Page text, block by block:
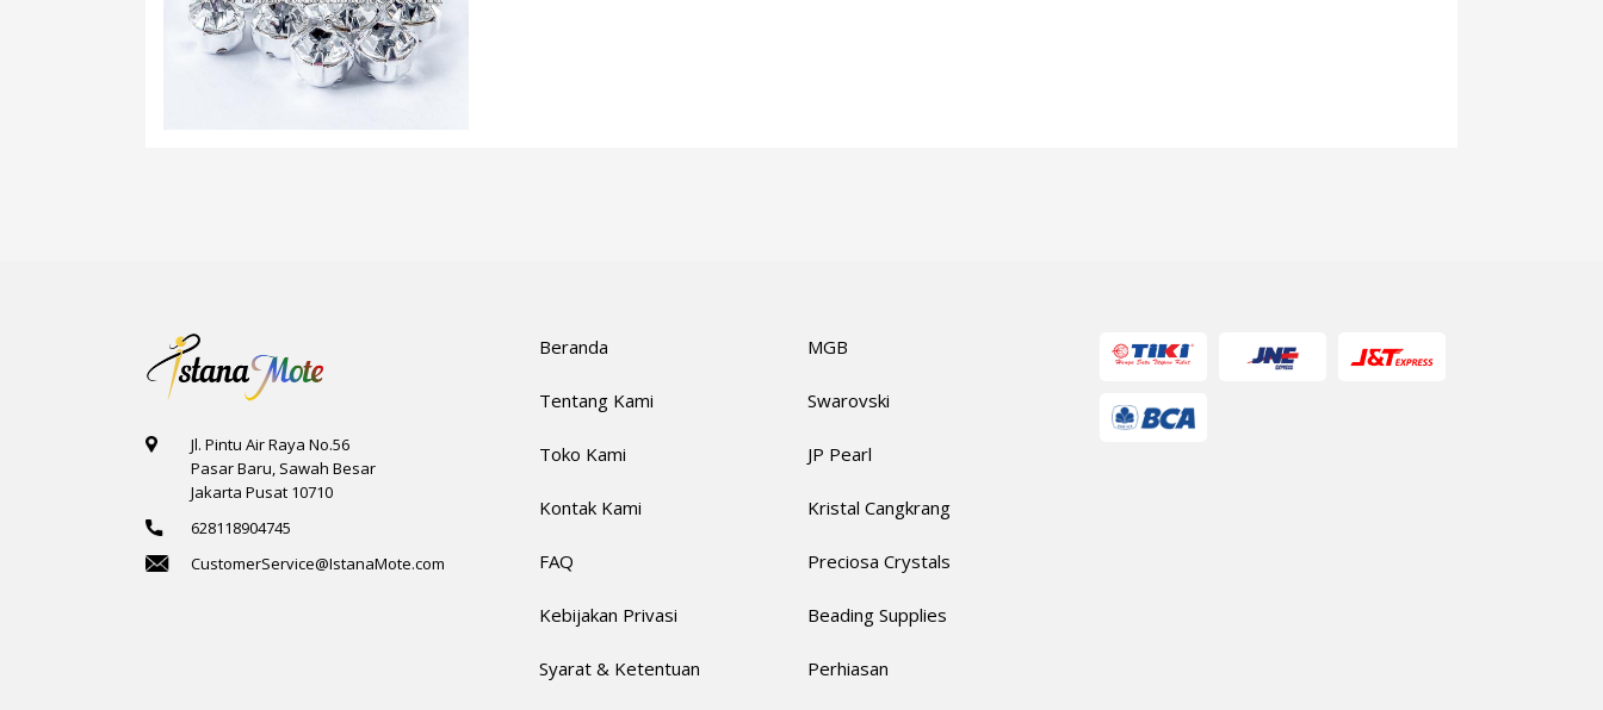
Jl. Pintu Air Raya No.56
Pasar Baru, Sawah Besar
Jakarta Pusat 10710
628118904745
CustomerService@IstanaMote.com
Beranda
Tentang Kami
Toko Kami
Kontak Kami
FAQ
Kebijakan Privasi
Syarat & Ketentuan
MGB
Swarovski
JP Pearl
Kristal Cangkrang
Preciosa Crystals
Beading Supplies
Perhiasan